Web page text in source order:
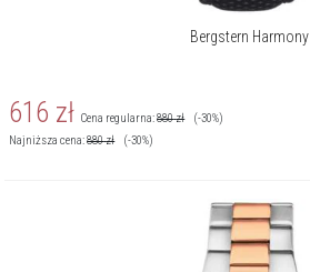
Bergstern Harmony
616 zł Cena regularna:880zł
(-30%)
Najniższa cena:880zł (-30%)